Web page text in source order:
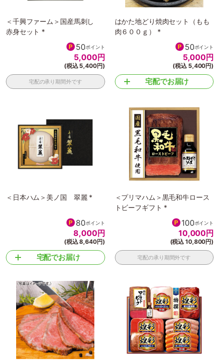
＜千興ファーム＞国産馬刺し
赤身セット *
50ポイント
5,000円
(税込 5,400円)
宅配の承り期間外です
はかた地どり焼肉セット（もも
肉６００ｇ） *
50ポイント
5,000円
(税込 5,400円)
宅配でお届け
＜日本ハム＞美ノ国 翠麗 *
80ポイント
8,000円
(税込 8,640円)
宅配でお届け
＜プリマハム＞黒毛和牛ロース
トビーフギフト *
100ポイント
10,000円
(税込 10,800円)
宅配の承り期間外です